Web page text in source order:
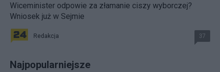
Wiceminister odpowie za złamanie ciszy wyborczej?
Wniosek już w Sejmie
Redakcja 37
Najpopularniejsze